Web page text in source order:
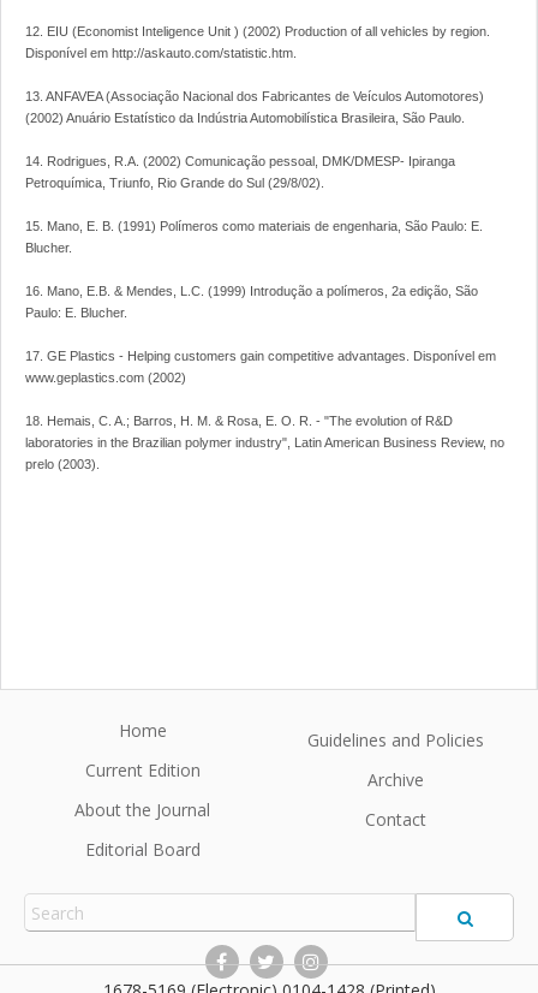
12. EIU (Economist Inteligence Unit ) (2002) Production of all vehicles by region.
Disponível em http://askauto.com/statistic.htm.
13. ANFAVEA (Associação Nacional dos Fabricantes de Veículos Automotores)
(2002) Anuário Estatístico da Indústria Automobilística Brasileira, São Paulo.
14. Rodrigues, R.A. (2002) Comunicação pessoal, DMK/DMESP- Ipiranga
Petroquímica, Triunfo, Rio Grande do Sul (29/8/02).
15. Mano, E. B. (1991) Polímeros como materiais de engenharia, São Paulo: E.
Blucher.
16. Mano, E.B. & Mendes, L.C. (1999) Introdução a polímeros, 2a edição, São
Paulo: E. Blucher.
17. GE Plastics - Helping customers gain competitive advantages. Disponível em
www.geplastics.com (2002)
18. Hemais, C. A.; Barros, H. M. & Rosa, E. O. R. - "The evolution of R&D
laboratories in the Brazilian polymer industry", Latin American Business Review, no
prelo (2003).
Home
Current Edition
About the Journal
Editorial Board
Guidelines and Policies
Archive
Contact